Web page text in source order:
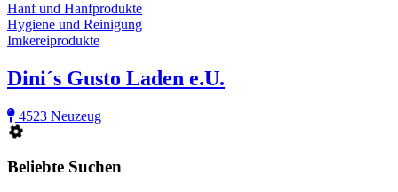
Hanf und Hanfprodukte
Hygiene und Reinigung
Imkereiprodukte
Dini´s Gusto Laden e.U.
4523 Neuzeug
Beliebte Suchen